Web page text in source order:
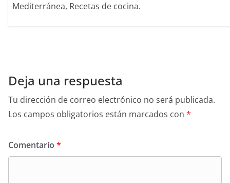
Mediterránea, Recetas de cocina.
Deja una respuesta
Tu dirección de correo electrónico no será publicada.
Los campos obligatorios están marcados con *
Comentario *